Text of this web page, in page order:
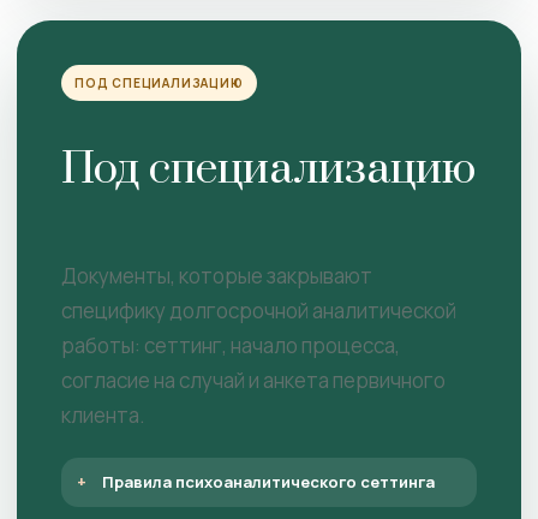
ПОД СПЕЦИАЛИЗАЦИЮ
Под специализацию
Документы, которые закрывают
специфику долгосрочной аналитической
работы: сеттинг, начало процесса,
согласие на случай и анкета первичного
клиента.
Правила психоаналитического сеттинга